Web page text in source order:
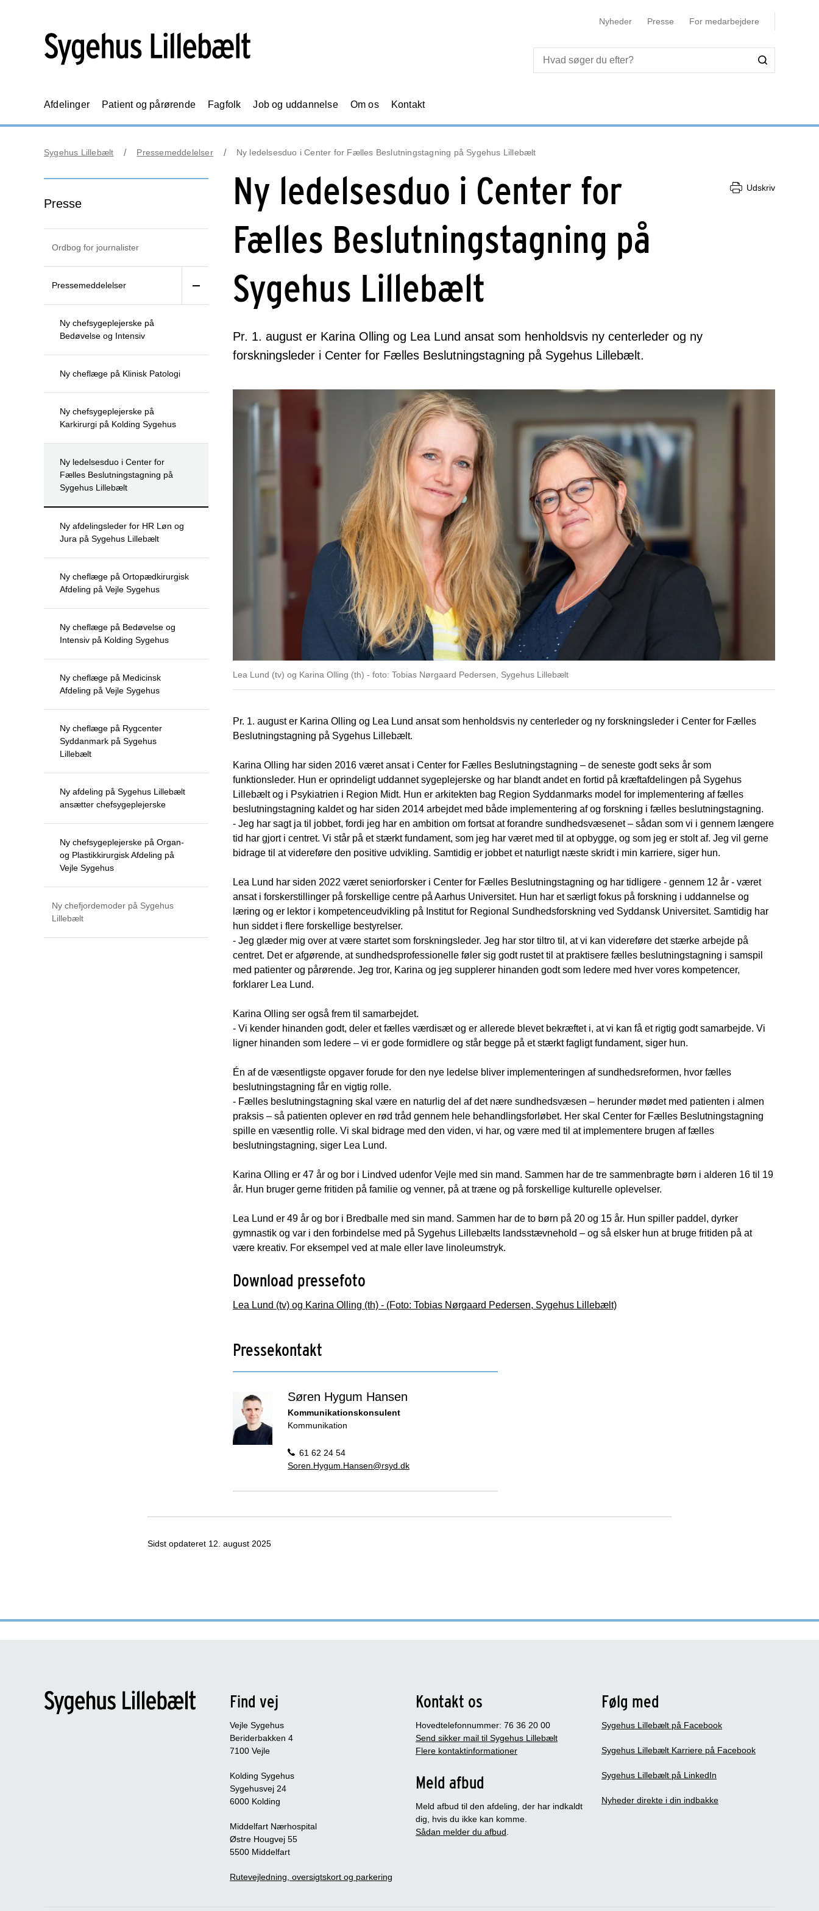
Nyheder Presse For medarbejdere
Afdelinger Patient og pårørende Fagfolk Job og uddannelse Om os Kontakt
Sygehus Lillebælt Pressemeddelelser Ny ledelsesduo i Center for Fælles Beslutningstagning på Sygehus Lillebælt
Presse
Ordbog for journalister
Pressemeddelelser
Ny chefsygeplejerske på
Bedøvelse og Intensiv
Ny cheflæge på Klinisk Patologi
Ny chefsygeplejerske på
Karkirurgi på Kolding Sygehus
Ny ledelsesduo i Center for
Fælles Beslutningstagning på
Sygehus Lillebælt
Ny afdelingsleder for HR Løn og
Jura på Sygehus Lillebælt
Ny cheflæge på Ortopædkirurgisk
Afdeling på Vejle Sygehus
Ny cheflæge på Bedøvelse og
Intensiv på Kolding Sygehus
Ny cheflæge på Medicinsk
Afdeling på Vejle Sygehus
Ny cheflæge på Rygcenter
Syddanmark på Sygehus
Lillebælt
Ny afdeling på Sygehus Lillebælt
ansætter chefsygeplejerske
Ny chefsygeplejerske på Organ-
og Plastikkirurgisk Afdeling på
Vejle Sygehus
Ny chefjordemoder på Sygehus
Lillebælt
Ny ledelsesduo i Center for
Fælles Beslutningstagning på
Sygehus Lillebælt
Udskriv
Pr. 1. august er Karina Olling og Lea Lund ansat som henholdsvis ny centerleder og ny
forskningsleder i Center for Fælles Beslutningstagning på Sygehus Lillebælt.
Lea Lund (tv) og Karina Olling (th) - foto: Tobias Nørgaard Pedersen, Sygehus Lillebælt
Pr. 1. august er Karina Olling og Lea Lund ansat som henholdsvis ny centerleder og ny forskningsleder i Center for Fælles
Beslutningstagning på Sygehus Lillebælt.
Karina Olling har siden 2016 været ansat i Center for Fælles Beslutningstagning – de seneste godt seks år som
funktionsleder. Hun er oprindeligt uddannet sygeplejerske og har blandt andet en fortid på kræftafdelingen på Sygehus
Lillebælt og i Psykiatrien i Region Midt. Hun er arkitekten bag Region Syddanmarks model for implementering af fælles
beslutningstagning kaldet og har siden 2014 arbejdet med både implementering af og forskning i fælles beslutningstagning.
- Jeg har sagt ja til jobbet, fordi jeg har en ambition om fortsat at forandre sundhedsvæsenet – sådan som vi i gennem længere
tid har gjort i centret. Vi står på et stærkt fundament, som jeg har været med til at opbygge, og som jeg er stolt af. Jeg vil gerne
bidrage til at videreføre den positive udvikling. Samtidig er jobbet et naturligt næste skridt i min karriere, siger hun.
Lea Lund har siden 2022 været seniorforsker i Center for Fælles Beslutningstagning og har tidligere - gennem 12 år - været
ansat i forskerstillinger på forskellige centre på Aarhus Universitet. Hun har et særligt fokus på forskning i uddannelse og
læring og er lektor i kompetenceudvikling på Institut for Regional Sundhedsforskning ved Syddansk Universitet. Samtidig har
hun siddet i flere forskellige bestyrelser.
- Jeg glæder mig over at være startet som forskningsleder. Jeg har stor tiltro til, at vi kan videreføre det stærke arbejde på
centret. Det er afgørende, at sundhedsprofessionelle føler sig godt rustet til at praktisere fælles beslutningstagning i samspil
med patienter og pårørende. Jeg tror, Karina og jeg supplerer hinanden godt som ledere med hver vores kompetencer,
forklarer Lea Lund.
Karina Olling ser også frem til samarbejdet.
- Vi kender hinanden godt, deler et fælles værdisæt og er allerede blevet bekræftet i, at vi kan få et rigtig godt samarbejde. Vi
ligner hinanden som ledere – vi er gode formidlere og står begge på et stærkt fagligt fundament, siger hun.
Én af de væsentligste opgaver forude for den nye ledelse bliver implementeringen af sundhedsreformen, hvor fælles
beslutningstagning får en vigtig rolle.
- Fælles beslutningstagning skal være en naturlig del af det nære sundhedsvæsen – herunder mødet med patienten i almen
praksis – så patienten oplever en rød tråd gennem hele behandlingsforløbet. Her skal Center for Fælles Beslutningstagning
spille en væsentlig rolle. Vi skal bidrage med den viden, vi har, og være med til at implementere brugen af fælles
beslutningstagning, siger Lea Lund.
Karina Olling er 47 år og bor i Lindved udenfor Vejle med sin mand. Sammen har de tre sammenbragte børn i alderen 16 til 19
år. Hun bruger gerne fritiden på familie og venner, på at træne og på forskellige kulturelle oplevelser.
Lea Lund er 49 år og bor i Bredballe med sin mand. Sammen har de to børn på 20 og 15 år. Hun spiller paddel, dyrker
gymnastik og var i den forbindelse med på Sygehus Lillebælts landsstævnehold – og så elsker hun at bruge fritiden på at
være kreativ. For eksempel ved at male eller lave linoleumstryk.
Download pressefoto
Lea Lund (tv) og Karina Olling (th) - (Foto: Tobias Nørgaard Pedersen, Sygehus Lillebælt)
Pressekontakt
Søren Hygum Hansen
Kommunikationskonsulent
Kommunikation
61 62 24 54
Soren.Hygum.Hansen@rsyd.dk
Sidst opdateret 12. august 2025
Find vej
Vejle Sygehus
Beriderbakken 4
7100 Vejle
Kolding Sygehus
Sygehusvej 24
6000 Kolding
Middelfart Nærhospital
Østre Hougvej 55
5500 Middelfart
Rutevejledning, oversigtskort og parkering
Kontakt os
Hovedtelefonnummer: 76 36 20 00
Send sikker mail til Sygehus Lillebælt
Flere kontaktinformationer
Meld afbud
Meld afbud til den afdeling, der har indkaldt
dig, hvis du ikke kan komme.
Sådan melder du afbud
Følg med
Sygehus Lillebælt på Facebook
Sygehus Lillebælt Karriere på Facebook
Sygehus Lillebælt på LinkedIn
Nyheder direkte i din indbakke